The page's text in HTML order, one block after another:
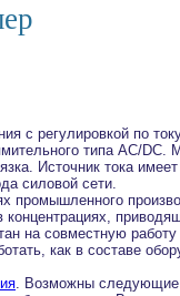
с регулировкой по
типа AC/DC.
Источник тока
силовой сети.
промышленного
на совместную работу
как в составе
. Возможны следующие